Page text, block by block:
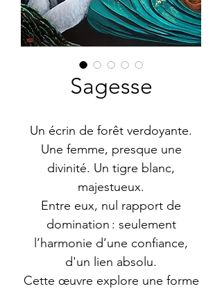
Sagesse
Un écrin de forêt verdoyante.
Une femme, presque une
divinité. Un tigre blanc,
majestueux.
Entre eux, nul rapport de
domination : seulement
l’harmonie d’une confiance,
d'un lien absolu.
Cette œuvre explore une forme